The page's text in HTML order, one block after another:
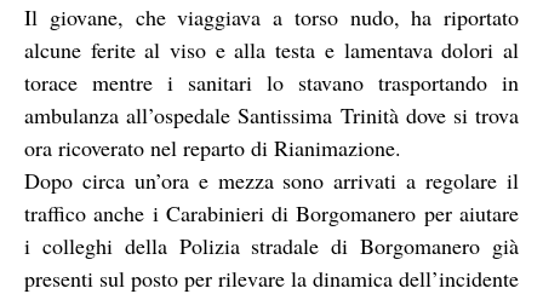
Il giovane, che viaggiava a torso nudo, ha riportato
alcune ferite al viso e alla testa e lamentava dolori al
torace mentre i sanitari lo stavano trasportando in
ambulanza all’ospedale Santissima Trinità dove si trova
ora ricoverato nel reparto di Rianimazione.
Dopo circa un’ora e mezza sono arrivati a regolare il
traffico anche i Carabinieri di Borgomanero per aiutare
i colleghi della Polizia stradale di Borgomanero già
presenti sul posto per rilevare la dinamica dell’incidente